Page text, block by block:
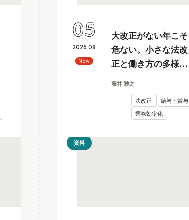
大改正がない年こそ
危ない。小さな法改
正と働き方の多様化
算とリスク管理
藤井 雅之
法改正
給与・賞与
業務効率化
2026.08
05
New
資料